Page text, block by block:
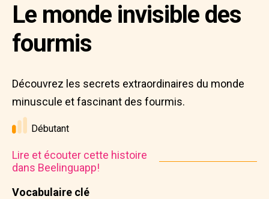
Vocabulaire clé
Le monde invisible des
fourmis
Découvrez les secrets extraordinaires du monde
minuscule et fascinant des fourmis.
Débutant
Lire et écouter cette histoire
dans Beelinguapp!